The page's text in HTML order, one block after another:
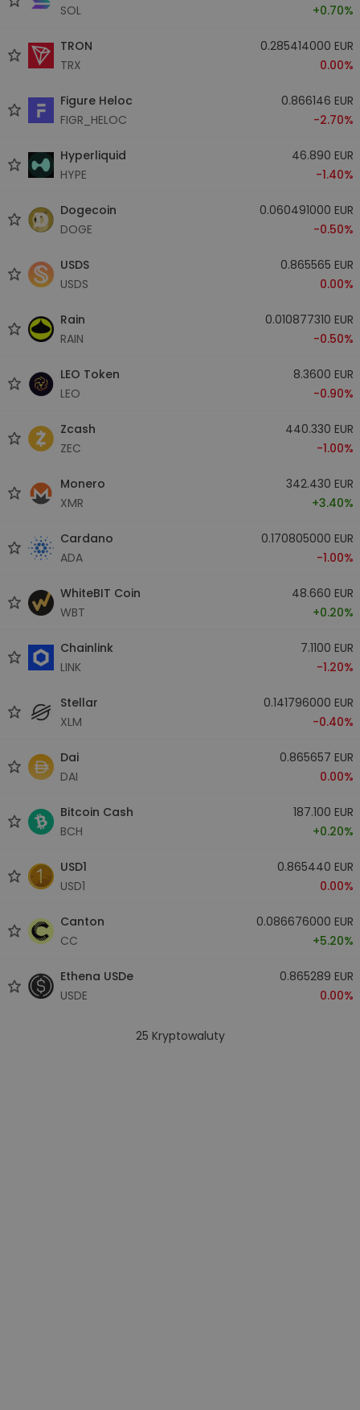
SOL
+0.70%
TRON
TRX
0.285414000 EUR
0.00%
Figure Heloc
FIGR_HELOC
0.866146 EUR
-2.70%
Hyperliquid
HYPE
46.890 EUR
-1.40%
Dogecoin
DOGE
0.060491000 EUR
-0.50%
USDS
USDS
0.865565 EUR
0.00%
Rain
RAIN
0.010877310 EUR
-0.50%
LEO Token
LEO
8.3600 EUR
-0.90%
Zcash
ZEC
440.330 EUR
-1.00%
Monero
XMR
342.430 EUR
+3.40%
Cardano
ADA
0.170805000 EUR
-1.00%
WhiteBIT Coin
WBT
48.660 EUR
+0.20%
Chainlink
LINK
7.1100 EUR
-1.20%
Stellar
XLM
0.141796000 EUR
-0.40%
Dai
DAI
0.865657 EUR
0.00%
Bitcoin Cash
BCH
187.100 EUR
+0.20%
USD1
USD1
0.865440 EUR
0.00%
Canton
CC
0.086676000 EUR
+5.20%
Ethena USDe
USDE
0.865289 EUR
0.00%
25 Kryptowaluty